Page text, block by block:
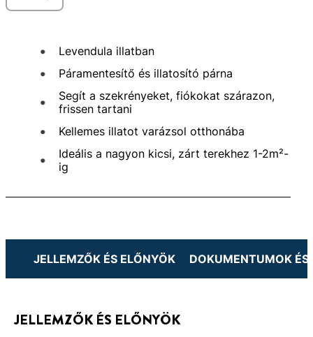
Levendula illatban
Páramentesítő és illatosító párna
Segít a szekrényeket, fiókokat szárazon,
frissen tartani
Kellemes illatot varázsol otthonába
Ideális a nagyon kicsi, zárt terekhez 1-2m²-
ig
JELLEMZŐK ÉS ELŐNYÖK DOKUMENTUMOK ÉS
JELLEMZŐK ÉS ELŐNYÖK